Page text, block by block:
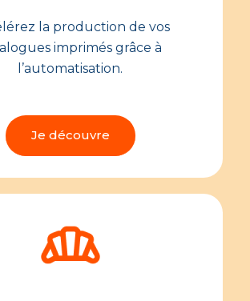
la production de vos
imprimés grâce à
l’automatisation.
Je découvre